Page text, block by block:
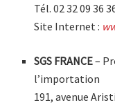
Tél. 02 32 09 36
Site Internet :
SGS FRANCE–
l’importation
191, avenue